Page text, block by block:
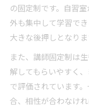
の固定制です。自習
外も集中して学習で
大きな後押しとなりま
また、講師固定制は
解してもらいやすく
で評価されています
合、相性が合わなけ